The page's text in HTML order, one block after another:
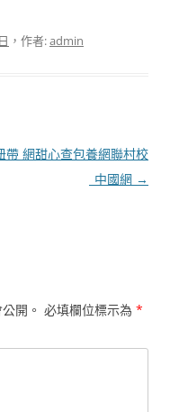
，作者:admin
帶 網甜心查包養網聯村校
_中國網 →
開。 必填欄位標示為 *